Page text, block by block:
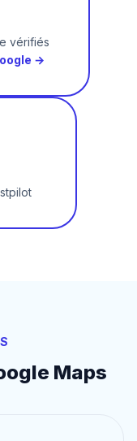
vérifiés
→
Maps